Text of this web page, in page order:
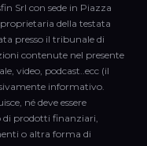
Srl con sede in Piazza
della testata
presso il tribunale di
contenute nel presente
video, podcast..ecc (il
informativo.
né deve essere
prodotti finanziari,
o altra forma di